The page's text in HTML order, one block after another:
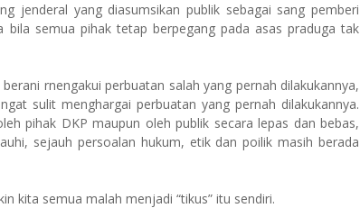
jenderal yang diasumsikan publik sebagai sang pemberi
semua pihak tetap berpegang pada asas praduga tak
rnengakui perbuatan salah yang pernah dilakukannya,
sulit menghargai perbuatan yang pernah dilakukannya.
pihak DKP maupun oleh publik secara lepas dan bebas,
sejauh persoalan hukum, etik dan poilik masih ber­ada
kita semua malah menjadi “tikus” itu sendiri.